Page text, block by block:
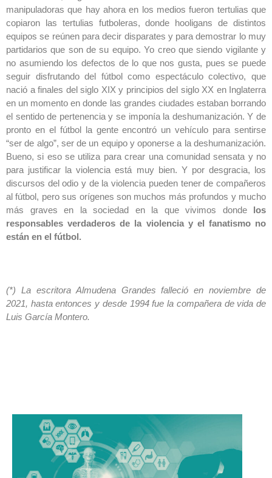
manipuladoras que hay ahora en los medios fueron tertulias que
copiaron las tertulias futboleras, donde hooligans de distintos
equipos se reúnen para decir disparates y para demostrar lo muy
partidarios que son de su equipo. Yo creo que siendo vigilante y
no asumiendo los defectos de lo que nos gusta, pues se puede
seguir disfrutando del fútbol como espectáculo colectivo, que
nació a finales del siglo XIX y principios del siglo XX en Inglaterra
en un momento en donde las grandes ciudades estaban borrando
el sentido de pertenencia y se imponía la deshumanización. Y de
pronto en el fútbol la gente encontró un vehículo para sentirse
“ser de algo”, ser de un equipo y oponerse a la deshumanización.
Bueno, si eso se utiliza para crear una comunidad sensata y no
para justificar la violencia está muy bien. Y por desgracia, los
discursos del odio y de la violencia pueden tener de compañeros
al fútbol, pero sus orígenes son muchos más profundos y mucho
más graves en la sociedad en la que vivimos donde los
responsables verdaderos de la violencia y el fanatismo no
están en el fútbol.
(*) La escritora Almudena Grandes falleció en noviembre de
2021, hasta entonces y desde 1994 fue la compañera de vida de
Luis García Montero.